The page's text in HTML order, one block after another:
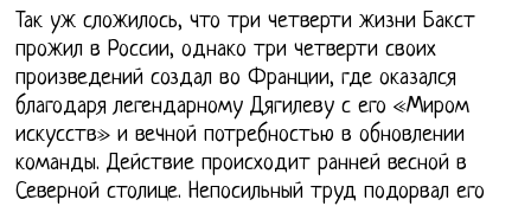
Так уж сложилось, что три четверти жизни Бакст
прожил в России, однако три четверти своих
произведений создал во Франции, где оказался
благодаря легендарному Дягилеву с его «Миром
искусств» и вечной потребностью в обновлении
команды. Действие происходит ранней весной в
Северной столице. Непосильный труд подорвал его